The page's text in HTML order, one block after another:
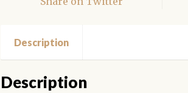
Description
Description